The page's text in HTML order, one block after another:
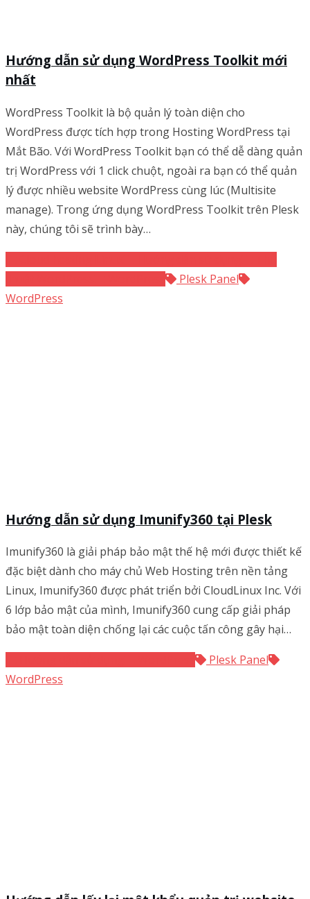
Hướng dẫn sử dụng WordPress Toolkit mới
nhất
WordPress Toolkit là bộ quản lý toàn diện cho
WordPress được tích hợp trong Hosting WordPress tại
Mắt Bão. Với WordPress Toolkit bạn có thể dễ dàng quản
trị WordPress với 1 click chuột, ngoài ra bạn có thể quản
lý được nhiều website WordPress cùng lúc (Multisite
manage). Trong ứng dụng WordPress Toolkit trên Plesk
này, chúng tôi sẽ trình bày…
Plesk Panel
WordPress
Hướng dẫn sử dụng Imunify360 tại Plesk
Imunify360 là giải pháp bảo mật thế hệ mới được thiết kế
đặc biệt dành cho máy chủ Web Hosting trên nền tảng
Linux, Imunify360 được phát triển bởi CloudLinux Inc. Với
6 lớp bảo mật của mình, Imunify360 cung cấp giải pháp
bảo mật toàn diện chống lại các cuộc tấn công gây hại…
Plesk Panel
WordPress